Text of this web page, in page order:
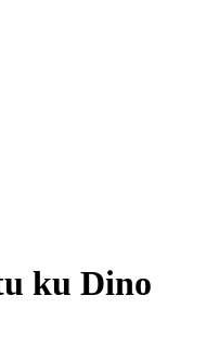
ku Dino